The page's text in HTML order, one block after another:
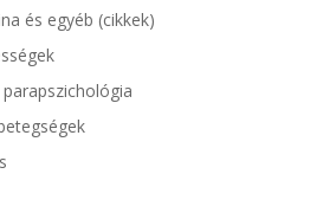
és egyéb (cikkek)